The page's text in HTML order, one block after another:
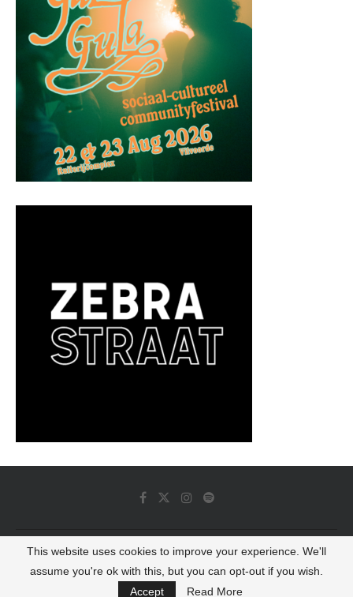
© 2022 - Luminous Dash All Rights Reserved
BACK TO TOP
This website uses cookies to improve your experience. We'll
assume you're ok with this, but you can opt-out if you wish.
Accept
Read More